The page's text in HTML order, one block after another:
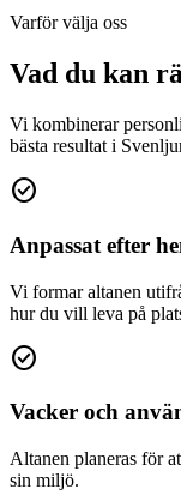
Varför välja oss
Vad du kan
Vi kombinerar
bästa resultat i
check_circle
Anpassat efter
Vi formar altanen
hur du vill leva på
check_circle
Vacker och
Altanen planeras för
sin miljö.